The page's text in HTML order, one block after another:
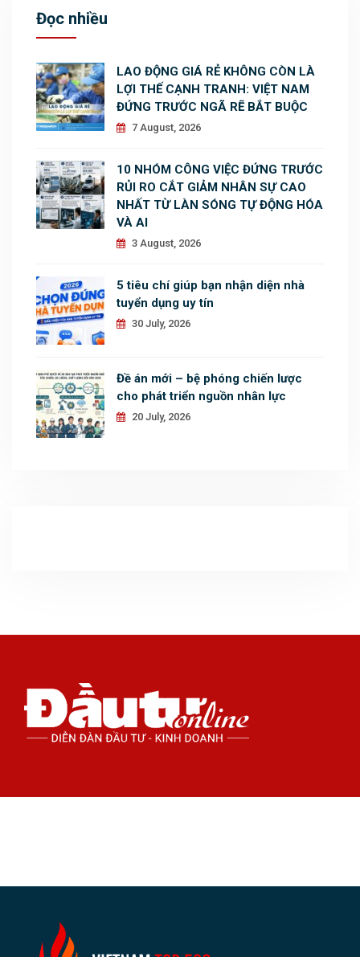
Đọc nhiều
LAO ĐỘNG GIÁ RẺ KHÔNG CÒN LÀ
LỢI THẾ CẠNH TRANH: VIỆT NAM
ĐỨNG TRƯỚC NGÃ RẼ BẮT BUỘC
7 August, 2026
10 NHÓM CÔNG VIỆC ĐỨNG TRƯỚC
RỦI RO CẮT GIẢM NHÂN SỰ CAO
NHẤT TỪ LÀN SÓNG TỰ ĐỘNG HÓA
VÀ AI
3 August, 2026
5 tiêu chí giúp bạn nhận diện nhà
tuyển dụng uy tín
30 July, 2026
Đề án mới – bệ phóng chiến lược
cho phát triển nguồn nhân lực
20 July, 2026